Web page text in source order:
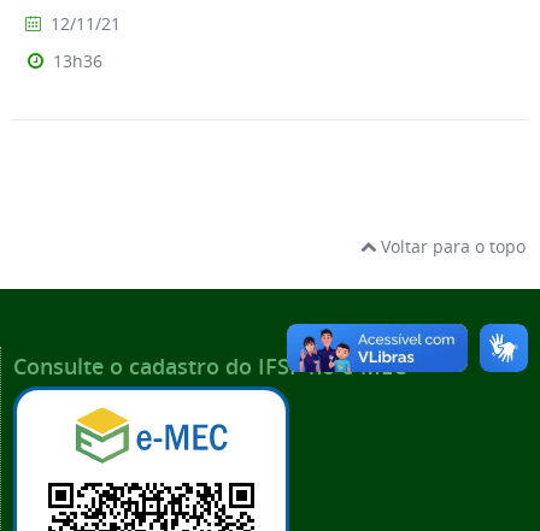
12/11/21
13h36
Voltar para o topo
Consulte o cadastro do IFSP no e-MEC